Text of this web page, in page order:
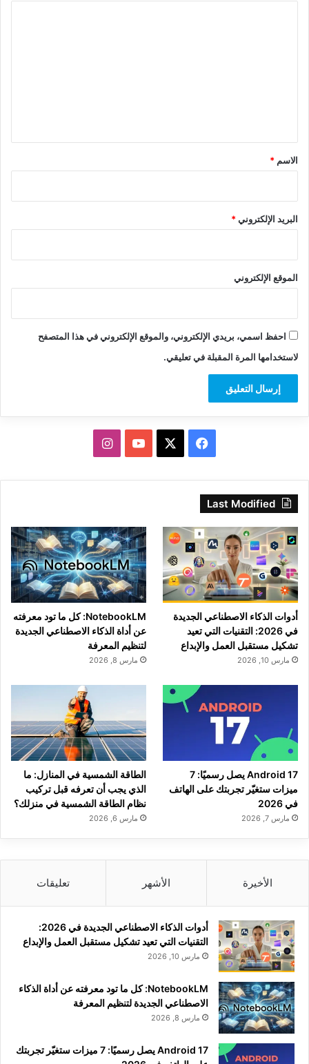
*
الاسم *
البريد الإلكتروني*
الموقع الإلكتروني
احفظ اسمي، بريدي الإلكتروني، والموقع الإلكتروني في هذا المتصفح
لاستخدامها المرة المقبلة في تعليقي.
فيسبوك ‫YouTubeانستقرام
Last Modified
أدوات الذكاء الاصطناعي الجديدة
في 2026: التقنيات التي تعيد
تشكيل مستقبل العمل والإبداع
مارس 10, 2026
NotebookLM: كل ما تود معرفته
عن أداة الذكاء الاصطناعي الجديدة
لتنظيم المعرفة
مارس 8, 2026
Android 17 يصل رسميًا: 7
ميزات ستغيّر تجربتك على الهاتف
في 2026
مارس 7, 2026
الطاقة الشمسية في المنازل: ما
الذي يجب أن تعرفه قبل تركيب
نظام الطاقة الشمسية في منزلك؟
مارس 6, 2026
الأخيرة الأشهر تعليقات
أدوات الذكاء الاصطناعي الجديدة في 2026:
التقنيات التي تعيد تشكيل مستقبل العمل والإبداع
مارس 10, 2026
NotebookLM: كل ما تود معرفته عن أداة الذكاء
الاصطناعي الجديدة لتنظيم المعرفة
مارس 8, 2026
Android 17 يصل رسميًا: 7 ميزات ستغيّر تجربتك